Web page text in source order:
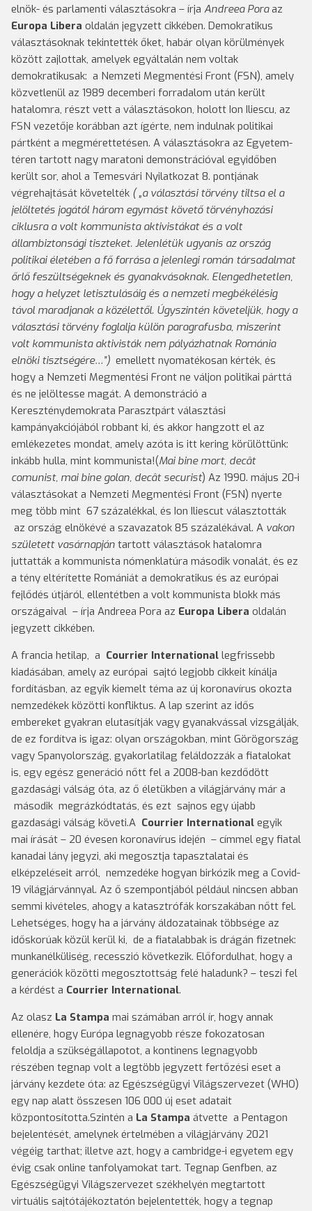
elnök- és parlamenti választásokra – írja Andreea Poraaz
Europa Libera oldalán jegyzett cikkében. Demokratikus
választásoknak tekintették őket, habár olyan körülmények
között zajlottak, amelyek egyáltalán nem voltak
demokratikusak: a Nemzeti Megmentési Front (FSN), amely
közvetlenül az 1989 decemberi forradalom után került
hatalomra, részt vett a választásokon, holott Ion Iliescu, az
FSN vezetője korábban azt ígérte, nem indulnak politikai
pártként a megmérettetésen. A választásokra az Egyetem-
téren tartott nagy maratoni demonstrációval egyidőben
került sor, ahol a Temesvári Nyilatkozat 8. pontjának
végrehajtását követelték ( „a választási törvény tiltsa el a
jelöltetés jogától három egymást követő törvényhozási
ciklusra a volt kommunista aktivistákat és a volt
állambiztonsági tiszteket. Jelenlétük ugyanis az ország
politikai életében a fő forrása a jelenlegi román társadalmat
őrlő feszültségeknek és gyanakvásoknak. Elengedhetetlen,
hogy a helyzet letisztulásáig és a nemzeti megbékélésig
távol maradjanak a közélettől. Úgyszintén követeljük, hogy a
választási törvény foglalja külön paragrafusba, miszerint
volt kommunista aktivisták nem pályázhatnak Románia
elnöki tisztségére…”) emellett nyomatékosan kérték, és
hogy a Nemzeti Megmentési Front ne váljon politikai párttá
és ne jelöltesse magát. A demonstráció a
Kereszténydemokrata Parasztpárt választási
kampányakciójából robbant ki, és akkor hangzott el az
emlékezetes mondat, amely azóta is itt kering körülöttünk:
inkább hulla, mint kommunista!(Mai bine mort, decât
comunist, mai bine golan, decât securist) Az 1990. május 20-i
választásokat a Nemzeti Megmentési Front (FSN) nyerte
meg több mint 67 százalékkal, és Ion Iliescut választották
az ország elnökévé a szavazatok 85 százalékával. A vakon
született vasárnapján tartott választások hatalomra
juttatták a kommunista nómenklatúra második vonalát, és ez
a tény eltérítette Romániát a demokratikus és az európai
fejlődés útjáról, ellentétben a volt kommunista blokk más
országaival – írja Andreea Pora az Europa Libera oldalán
jegyzett cikkében.
A francia hetilap, a Courrier International legfrissebb
kiadásában, amely az európai sajtó legjobb cikkeit kínálja
fordításban, az egyik kiemelt téma az új koronavírus okozta
nemzedékek közötti konfliktus. A lap szerint az idős
embereket gyakran elutasítják vagy gyanakvással vizsgálják,
de ez fordítva is igaz: olyan országokban, mint Görögország
vagy Spanyolország, gyakorlatilag feláldozzák a fiatalokat
is, egy egész generáció nőtt fel a 2008-ban kezdődött
gazdasági válság óta, az ő életükben a világjárvány már a
második megrázkódtatás, és ezt sajnos egy újabb
gazdasági válság követi.A Courrier International egyik
mai írását – 20 évesen koronavírus idején – címmel egy fiatal
kanadai lány jegyzi, aki megosztja tapasztalatai és
elképzeléseit arról, nemzedéke hogyan birkózik meg a Covid-
19 világjárvánnyal. Az ő szempontjából például nincsen abban
semmi kivételes, ahogy a katasztrófák korszakában nőtt fel.
Lehetséges, hogy ha a járvány áldozatainak többsége az
időskorúak közül kerül ki, de a fiatalabbak is drágán fizetnek:
munkanélküliség, recesszió következik. Előfordulhat, hogy a
generációk közötti megosztottság felé haladunk? – teszi fel
a kérdést a Courrier International.
Az olasz La Stampa mai számában arról ír, hogy annak
ellenére, hogy Európa legnagyobb része fokozatosan
feloldja a szükségállapotot, a kontinens legnagyobb
részében tegnap volt a legtöbb jegyzett fertőzési eset a
járvány kezdete óta: az Egészségügyi Világszervezet (WHO)
egy nap alatt összesen 106 000 új eset adatait
központosította.Szintén a La Stampa átvette a Pentagon
bejelentését, amelynek értelmében a világjárvány 2021
végéig tarthat; illetve azt, hogy a cambridge-i egyetem egy
évig csak online tanfolyamokat tart. Tegnap Genfben, az
Egészségügyi Világszervezet székhelyén megtartott
virtuális sajtótájékoztatón bejelentették, hogy a tegnap